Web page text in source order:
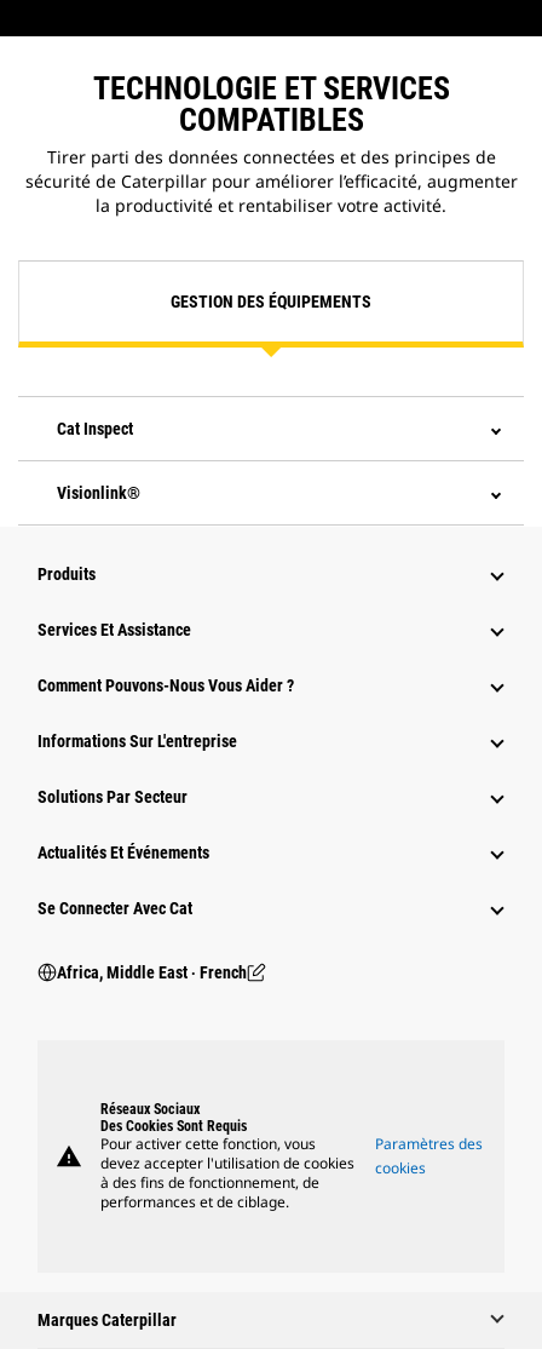
TECHNOLOGIE ET SERVICES
COMPATIBLES
Tirer parti des données connectées et des principes de
sécurité de Caterpillar pour améliorer l’efficacité, augmenter
la productivité et rentabiliser votre activité.
GESTION DES ÉQUIPEMENTS
Cat Inspect
Visionlink®
Produits
Services Et Assistance
Comment Pouvons-Nous Vous Aider ?
Informations Sur L'entreprise
Solutions Par Secteur
Actualités Et Événements
Se Connecter Avec Cat
Africa, Middle East ‧ French
warning
Réseaux Sociaux
Des Cookies Sont Requis
Pour activer cette fonction, vous
devez accepter l'utilisation de cookies
à des fins de fonctionnement, de
performances et de ciblage.
Paramètres des
cookies
Marques Caterpillar